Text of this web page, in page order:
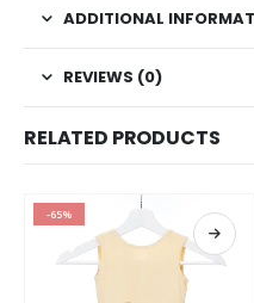
ADDITIONAL
REVIEWS (0)
RELATED PRODUCTS